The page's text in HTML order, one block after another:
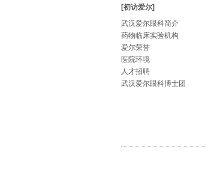
[初访爱尔]
武汉爱尔眼科简介
药物临床实验机构
爱尔荣誉
医院环境
人才招聘
武汉爱尔眼科博士团